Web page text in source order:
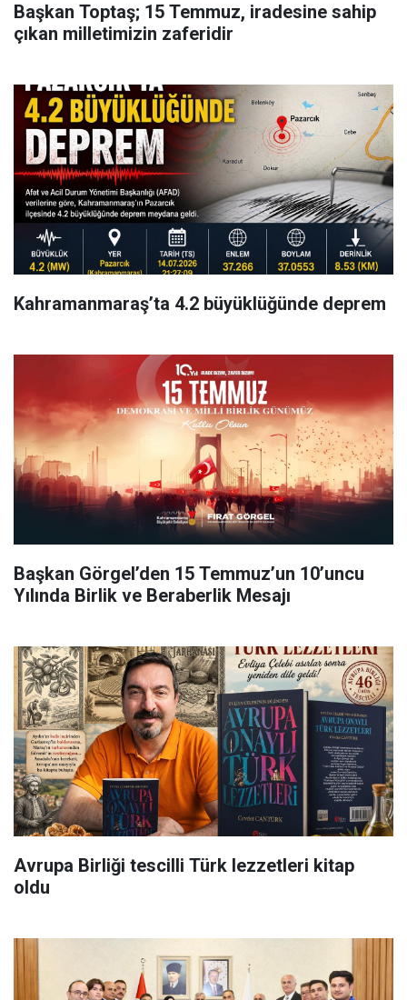
Başkan Toptaş; 15 Temmuz, iradesine sahip
çıkan milletimizin zaferidir
Kahramanmaraş’ta 4.2 büyüklüğünde deprem
Başkan Görgel’den 15 Temmuz’un 10’uncu
Yılında Birlik ve Beraberlik Mesajı
Avrupa Birliği tescilli Türk lezzetleri kitap
oldu